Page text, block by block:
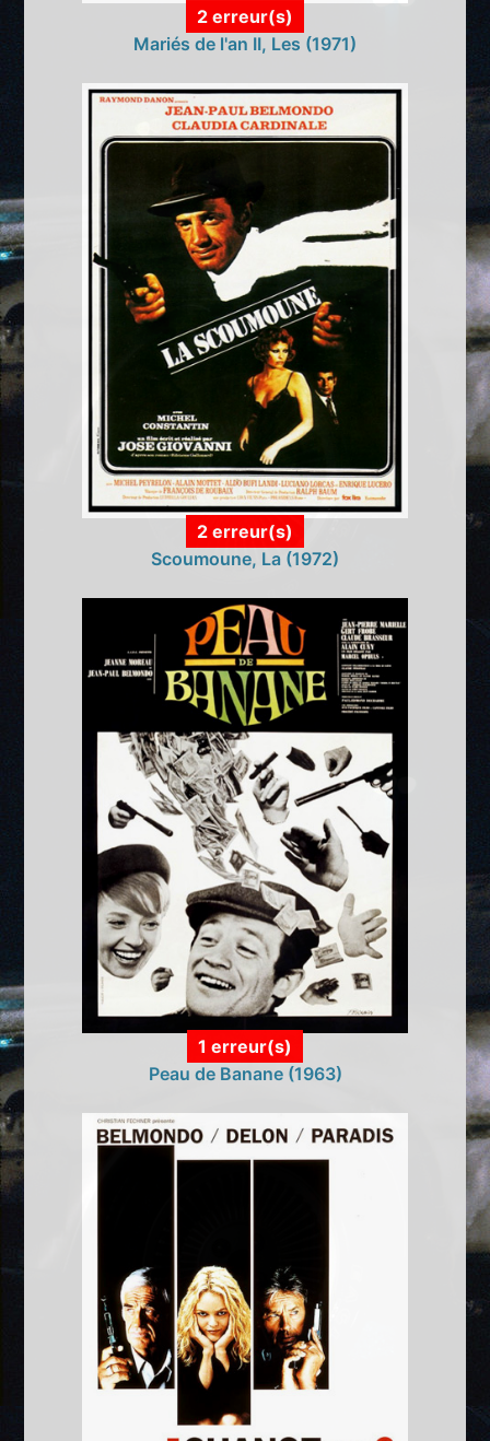
2 erreur(s)
Mariés de l'an II, Les (1971)
2 erreur(s)
Scoumoune, La (1972)
1 erreur(s)
Peau de Banane (1963)